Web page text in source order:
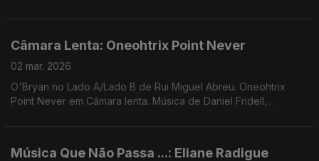
Câmara Lenta: Oneohtrix Point Never
02 mar. 2026
O'Bryan no Lado A/Lado B de Rui Miguel Abreu. Oneohtrix
Point Never em Câmara lenta. Música de Daniel Fridell,
Música Que Não Passa ...: Eliane Radigue